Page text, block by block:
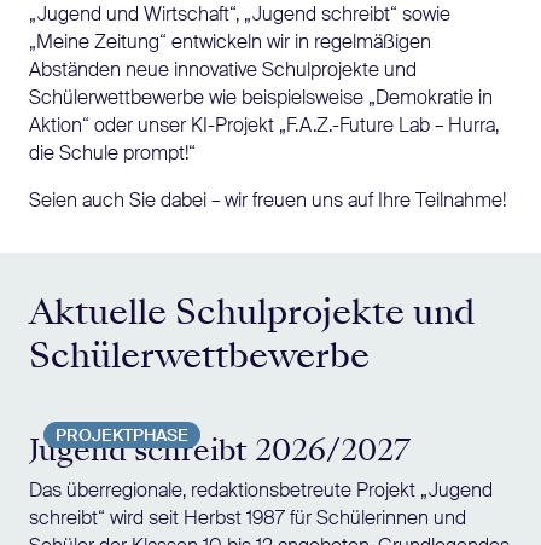
„Jugend und Wirtschaft“, „Jugend schreibt“ sowie
„Meine Zeitung“ entwickeln wir in regelmäßigen
Abständen neue innovative Schulprojekte und
Schülerwettbewerbe wie beispielsweise „Demokratie in
Aktion“ oder unser KI-Projekt „F.A.Z.-Future Lab – Hurra,
die Schule prompt!“
Seien auch Sie dabei – wir freuen uns auf Ihre Teilnahme!
Aktuelle Schulprojekte und
Schülerwettbewerbe
PROJEKTPHASE
Jugend schreibt 2026/2027
Das überregionale, redaktionsbetreute Projekt „Jugend
schreibt“ wird seit Herbst 1987 für Schülerinnen und